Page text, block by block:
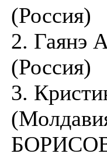
(Россия)
2.
(Россия)
3.